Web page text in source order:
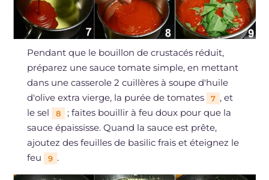
Pendant que le bouillon de crustacés réduit,
préparez une sauce tomate simple, en mettant
dans une casserole 2 cuillères à soupe d'huile
d'olive extra vierge, la purée de tomates
7 , et
le sel
8
; faites bouillir à feu doux pour que la
sauce épaississe. Quand la sauce est prête,
ajoutez des feuilles de basilic frais et éteignez le
feu
9 .